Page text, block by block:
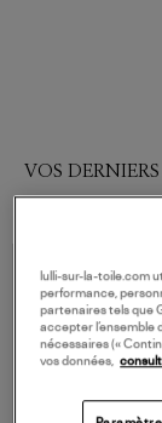
VOS
lulli-sur-la-toile.com
performance,
partenaires tels que
accepter l’ensemble
nécessaires («
vos données,